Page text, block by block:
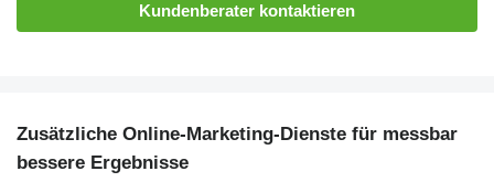
Kundenberater kontaktieren
Zusätzliche Online-Marketing-Dienste für messbar
bessere Ergebnisse